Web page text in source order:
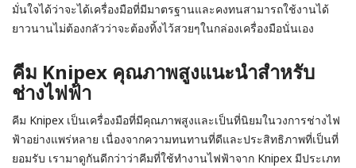
มั่นใจได้ว่าจะได้เครื่องมือที่มีมาตรฐานและคงทนสามารถใช้งานได้
ยาวนานไม่ต้องกลัวว่าจะต้องทิ้งไว้สวยๆในกล่องเครื่องมือนั่นเอง
คีม Knipex คุณภาพสูงแนะนำสำหรับ
ช่างไฟฟ้า
คีม Knipex เป็นเครื่องมือที่มีคุณภาพสูงและเป็นที่นิยมในวงการช่างไฟ
ฟ้าอย่างแพร่หลาย เนื่องจากความทนทานที่ดีและประสิทธิภาพที่เป็นที่
ยอมรับ เรามาดูกันดีกว่าว่าคีมที่ใช้ทำงานไฟฟ้าจาก Knipex มีประเภท